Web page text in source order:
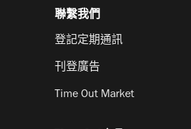
聯繫我們
登記定期通訊
刊登廣告
Time Out Market